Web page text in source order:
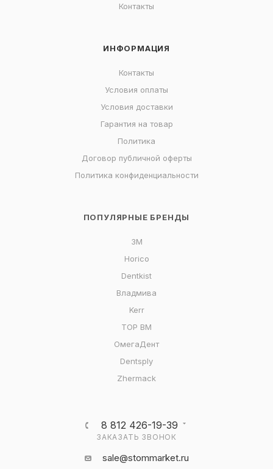
Контакты
ИНФОРМАЦИЯ
Контакты
Условия оплаты
Условия доставки
Гарантия на товар
Политика
Договор публичной оферты
Политика конфиденциальности
ПОПУЛЯРНЫЕ БРЕНДЫ
3M
Horico
Dentkist
Владмива
Kerr
ТОР ВМ
ОмегаДент
Dentsply
Zhermack
8 812 426-19-39
ЗАКАЗАТЬ ЗВОНОК
sale@stommarket.ru